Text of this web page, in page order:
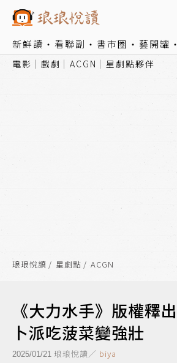
新鮮讀 看聯副 書市圈 藝開罐
電影 戲劇 ACGN 星劇點夥伴
琅琅悅讀 星劇點 ACGN
《大力水手》版權釋
卜派吃菠菜變強壯
2025/01/21 琅琅悅讀／ biya